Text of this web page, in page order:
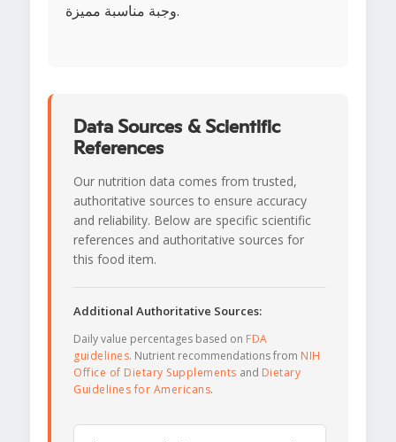
وجبة مناسبة مميزة.
Data Sources & Scientific
References
Our nutrition data comes from trusted,
authoritative sources to ensure accuracy
and reliability. Below are specific scientific
references and authoritative sources for
this food item.
Additional Authoritative Sources:
Daily value percentages based on FDA
guidelines. Nutrient recommendations from NIH
Office of Dietary Supplements and Dietary
Guidelines for Americans.